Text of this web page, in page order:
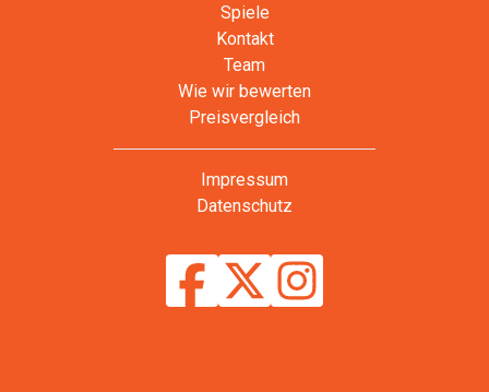
Spiele
Kontakt
Team
Wie wir bewerten
Preisvergleich
Impressum
Datenschutz